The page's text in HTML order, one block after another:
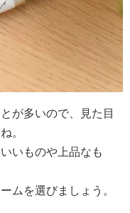
が多いので、見た目
。
いものや上品なも
ムを選びましょう。